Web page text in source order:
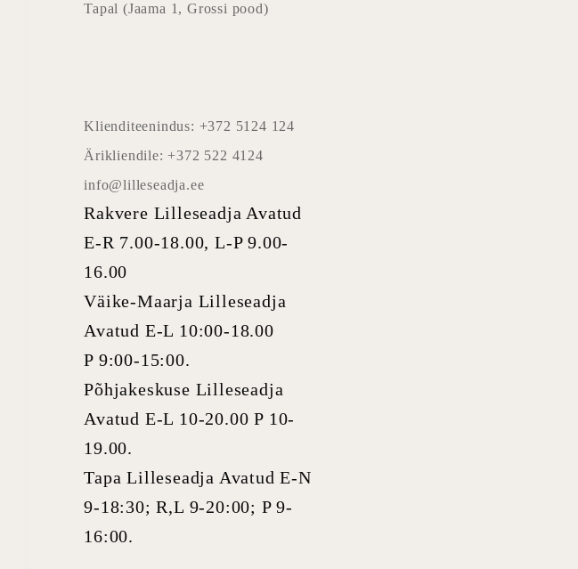
Tapal (Jaama 1, Grossi pood)
Klienditeenindus: +372 5124 124
Ärikliendile: +372 522 4124
info@lilleseadja.ee
Rakvere Lilleseadja Avatud
E-R 7.00-18.00, L-P 9.00-
16.00
Väike-Maarja Lilleseadja
Avatud E-L 10:00-18.00
P 9:00-15:00.
Põhjakeskuse Lilleseadja
Avatud E-L 10-20.00 P 10-
19.00.
Tapa Lilleseadja Avatud E-N
9-18:30; R,L 9-20:00; P 9-
16:00.